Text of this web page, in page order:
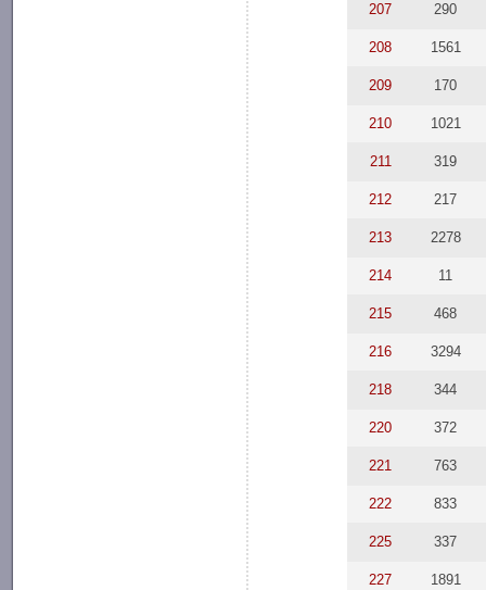
207 290
208 1561
209 170
210 1021
211 319
212 217
213 2278
214 11
215 468
216 3294
218 344
220 372
221 763
222 833
225 337
227 1891